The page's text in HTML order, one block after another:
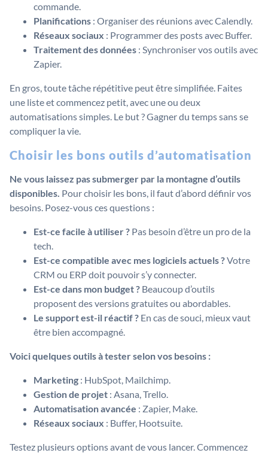
commande.
Planifications : Organiser des réunions avec Calendly.
Réseaux sociaux : Programmer des posts avec Buffer.
Traitement des données : Synchroniser vos outils avec
Zapier.
En gros, toute tâche répétitive peut être simplifiée. Faites
une liste et commencez petit, avec une ou deux
automatisations simples. Le but ? Gagner du temps sans se
compliquer la vie.
Choisir les bons outils d’automatisation
Ne vous laissez pas submerger par la montagne d’outils
disponibles. Pour choisir les bons, il faut d’abord définir vos
besoins. Posez-vous ces questions :
Est-ce facile à utiliser ? Pas besoin d’être un pro de la
tech.
Est-ce compatible avec mes logiciels actuels ?Votre
CRM ou ERP doit pouvoir s’y connecter.
Est-ce dans mon budget ? Beaucoup d’outils
proposent des versions gratuites ou abordables.
Le support est-il réactif ? En cas de souci, mieux vaut
être bien accompagné.
Voici quelques outils à tester selon vos besoins :
Marketing : HubSpot, Mailchimp.
Gestion de projet : Asana, Trello.
Automatisation avancée : Zapier, Make.
Réseaux sociaux : Buffer, Hootsuite.
Testez plusieurs options avant de vous lancer. Commencez